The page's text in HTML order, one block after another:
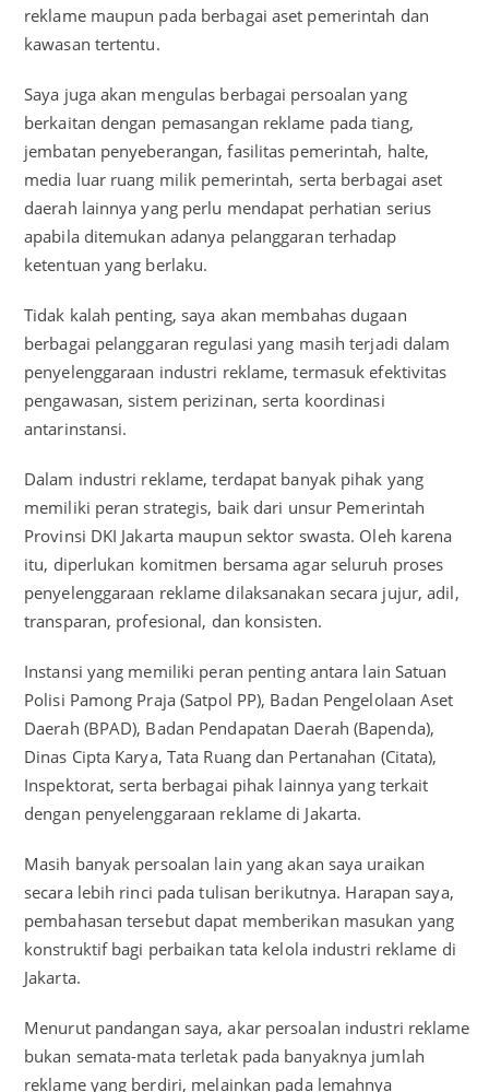
reklame maupun pada berbagai aset pemerintah dan
kawasan tertentu.
Saya juga akan mengulas berbagai persoalan yang
berkaitan dengan pemasangan reklame pada tiang,
jembatan penyeberangan, fasilitas pemerintah, halte,
media luar ruang milik pemerintah, serta berbagai aset
daerah lainnya yang perlu mendapat perhatian serius
apabila ditemukan adanya pelanggaran terhadap
ketentuan yang berlaku.
Tidak kalah penting, saya akan membahas dugaan
berbagai pelanggaran regulasi yang masih terjadi dalam
penyelenggaraan industri reklame, termasuk efektivitas
pengawasan, sistem perizinan, serta koordinasi
antarinstansi.
Dalam industri reklame, terdapat banyak pihak yang
memiliki peran strategis, baik dari unsur Pemerintah
Provinsi DKI Jakarta maupun sektor swasta. Oleh karena
itu, diperlukan komitmen bersama agar seluruh proses
penyelenggaraan reklame dilaksanakan secara jujur, adil,
transparan, profesional, dan konsisten.
Instansi yang memiliki peran penting antara lain Satuan
Polisi Pamong Praja (Satpol PP), Badan Pengelolaan Aset
Daerah (BPAD), Badan Pendapatan Daerah (Bapenda),
Dinas Cipta Karya, Tata Ruang dan Pertanahan (Citata),
Inspektorat, serta berbagai pihak lainnya yang terkait
dengan penyelenggaraan reklame di Jakarta.
Masih banyak persoalan lain yang akan saya uraikan
secara lebih rinci pada tulisan berikutnya. Harapan saya,
pembahasan tersebut dapat memberikan masukan yang
konstruktif bagi perbaikan tata kelola industri reklame di
Jakarta.
Menurut pandangan saya, akar persoalan industri reklame
bukan semata-mata terletak pada banyaknya jumlah
reklame yang berdiri, melainkan pada lemahnya